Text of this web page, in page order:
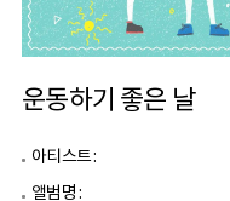
운동하기 좋은 날
아티스트 :
앨범명 :